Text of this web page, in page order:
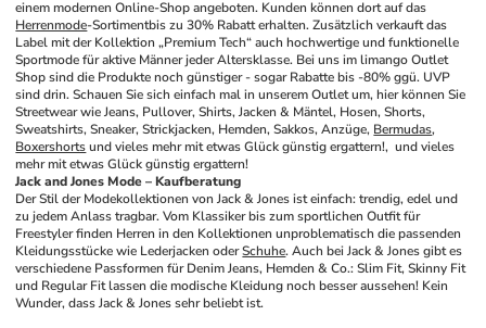
Herrenmode-Sortimentbis zu 30% Rabatt erhalten. Zusätzlich verkauft das
Label mit der Kollektion „Premium Tech“ auch hochwertige und funktionelle
Sportmode für aktive Männer jeder Altersklasse. Bei uns im limango Outlet
Shop sind die Produkte noch günstiger - sogar Rabatte bis -80% ggü. UVP
sind drin. Schauen Sie sich einfach mal in unserem Outlet um, hier können Sie
Streetwear wie Jeans, Pullover, Shirts, Jacken & Mäntel, Hosen, Shorts,
Sweatshirts, Sneaker, Strickjacken, Hemden, Sakkos, Anzüge, Bermudas
Boxershorts und vieles mehr mit etwas Glück günstig ergattern!,  und vieles
mehr mit etwas Glück günstig ergattern!
Jack and Jones Mode – Kaufberatung
Der Stil der Modekollektionen von Jack & Jones ist einfach: trendig, edel und
zu jedem Anlass tragbar. Vom Klassiker bis zum sportlichen Outfit für
Freestyler finden Herren in den Kollektionen unproblematisch die passenden
Kleidungsstücke wie Lederjacken oder Schuhe. Auch bei Jack & Jones gibt es
verschiedene Passformen für Denim Jeans, Hemden & Co.: Slim Fit, Skinny Fit
und Regular Fit lassen die modische Kleidung noch besser aussehen! Kein
Wunder, dass Jack & Jones sehr beliebt ist.